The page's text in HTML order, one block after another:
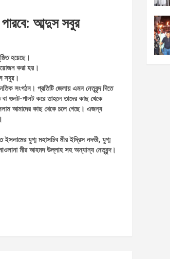
আব্দুস সবুর
হয়েছে।
করা হয়।
সবুর।
সংগঠন। প্রতিটি জেলায় এমন নেতৃবৃন্দ দিতে
বা ওলট-পালট করে তাহলে তাদের কাছ থেকে
আমাদের কাছ থেকে চলে গেছে। এজন্য
যুগ্ম মহাসচিব মীর ইদ্রিস নদভী, যুগ্ম
মীর আহমদ উল্লাহ সহ অন্যান্য নেতৃবৃন্দ।